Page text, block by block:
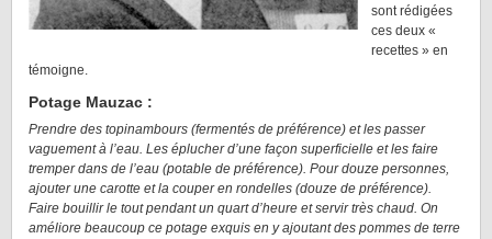
sont rédigées
ces deux «
recettes » en
témoigne.
Potage Mauzac :
Prendre des topinambours (fermentés de préférence) et les passer
vaguement à l’eau. Les éplucher d’une façon superficielle et les faire
tremper dans de l’eau (potable de préférence). Pour douze personnes,
ajouter une carotte et la couper en rondelles (douze de préférence).
Faire bouillir le tout pendant un quart d’heure et servir très chaud. On
améliore beaucoup ce potage exquis en y ajoutant des pommes de terre